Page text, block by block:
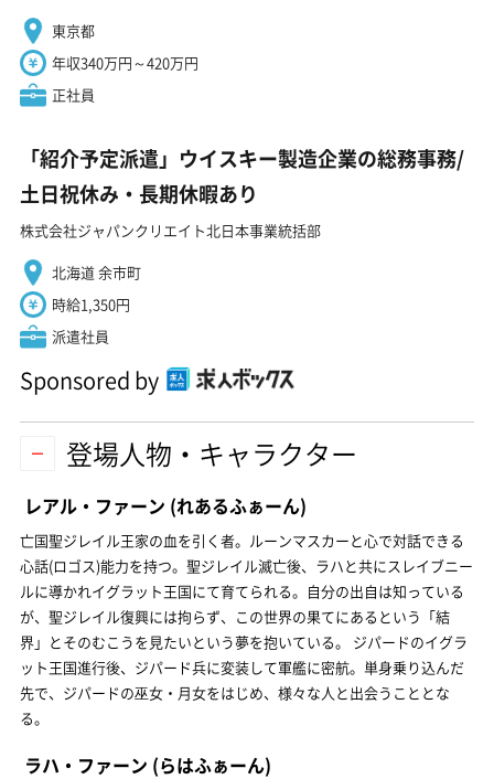
東京都
年収340万円～420万円
正社員
「紹介予定派遣」ウイスキー製造企業の総務事務/
土日祝休み・長期休暇あり
株式会社ジャパンクリエイト北日本事業統括部
北海道 余市町
時給1,350円
派遣社員
Sponsored by
登場人物・キャラクター
レアル・ファーン (れあるふぁーん)
亡国聖ジレイル王家の血を引く者。ルーンマスカーと心で対話できる
心話(ロゴス)能力を持つ。聖ジレイル滅亡後、ラハと共にスレイブニー
ルに導かれイグラット王国にて育てられる。自分の出自は知っている
が、聖ジレイル復興には拘らず、この世界の果てにあるという「結
界」とそのむこうを見たいという夢を抱いている。 ジパードのイグラ
ット王国進行後、ジパード兵に変装して軍艦に密航。単身乗り込んだ
先で、ジパードの巫女・月女をはじめ、様々な人と出会うこととな
る。
ラハ・ファーン (らはふぁーん)